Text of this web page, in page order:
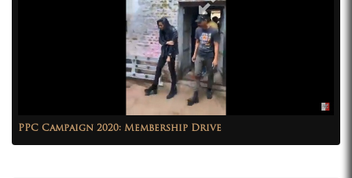
PPC Campaign 2020: Membership Drive